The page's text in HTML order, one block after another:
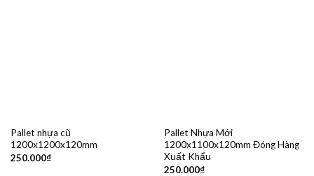
Pallet nhựa cũ
1200x1200x120mm
250.000₫
Pallet Nhựa Mới
1200x1100x120mm Đóng Hàng
Xuất Khẩu
250.000₫